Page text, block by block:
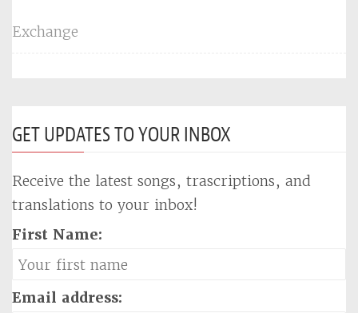
Exchange
GET UPDATES TO YOUR INBOX
Receive the latest songs, trascriptions, and
translations to your inbox!
First Name:
Email address: